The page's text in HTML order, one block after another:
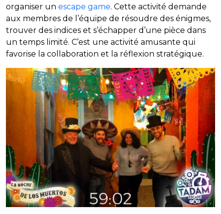
organiser un escape game. Cette activité demande
aux membres de l’équipe de résoudre des énigmes,
trouver des indices et s’échapper d’une pièce dans
un temps limité. C’est une activité amusante qui
favorise la collaboration et la réflexion stratégique.